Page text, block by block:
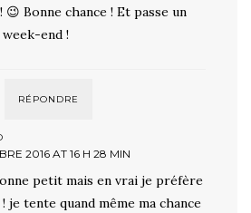
😉 Bonne chance ! Et passe un
end !
RÉPONDRE
2016 AT 16 H 28 MIN
petit mais en vrai je préfère
je tente quand même ma chance